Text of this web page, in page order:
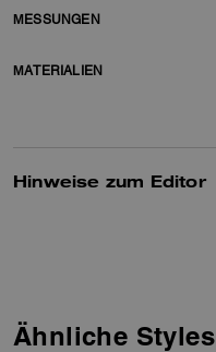
MESSUNGEN
MATERIALIEN
Hinweise zum Editor
Ähnliche Styles